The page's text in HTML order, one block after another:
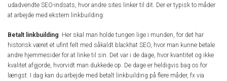
udadvendte SEO-indsats, hvor andre sites linker til dit. Der er typisk to måder
at arbejde med ekstern linkbuilding:
Betalt linkbuilding . Her skal man holde tungen lige i munden, for det har
historisk været et ufint felt med såkaldt blackhat SEO, hvor man kunne betale
andre hjemmesider for at linke til sin. Det var i de dage, hvor kvantitet og ikke
kvalitet afgjorde, hvorvidt man dukkede op. De dage er heldigvis bag os for
længst. I dag kan du arbejde med betalt linkbuilding på flere måder, fx via